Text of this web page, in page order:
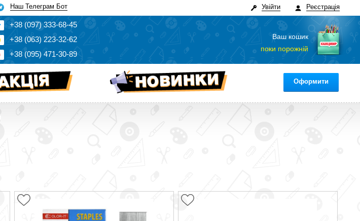
Наш Телеграм Бот Реєстрація
Увійти
+38 (097)333-68-45
+38 (063) 223-32-62
+38 (095) 471-30-89
Ваш кошик
поки порожній
Оформити